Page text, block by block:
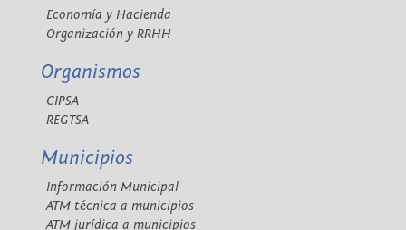
Economía y Hacienda
Organización y RRHH
Organismos
CIPSA
REGTSA
Municipios
Información Municipal
ATM técnica a municipios
ATM jurídica a municipios